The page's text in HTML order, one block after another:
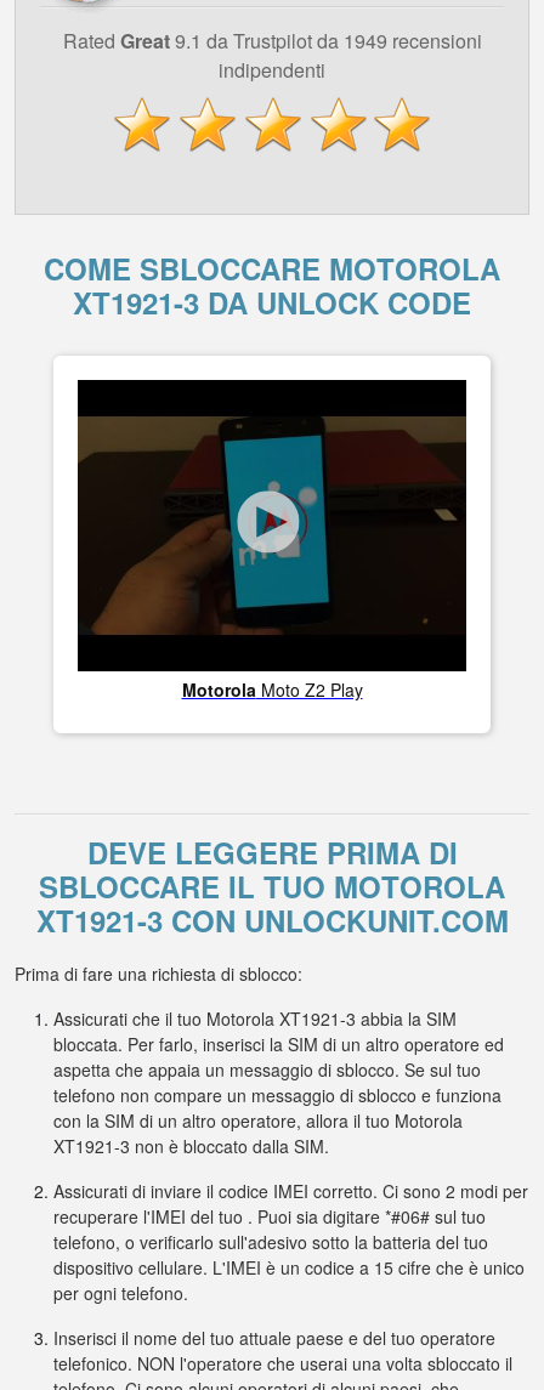
Rated Great9.1 da Trustpilot da 1949 recensioni
indipendenti
COME SBLOCCARE MOTOROLA
XT1921-3 DA UNLOCK CODE
MotorolaMoto Z2 Play
DEVE LEGGERE PRIMA DI
SBLOCCARE IL TUO MOTOROLA
XT1921-3 CON UNLOCKUNIT.COM
Prima di fare una richiesta di sblocco:
Assicurati che il tuo Motorola XT1921-3 abbia la SIM
bloccata. Per farlo, inserisci la SIM di un altro operatore ed
aspetta che appaia un messaggio di sblocco. Se sul tuo
telefono non compare un messaggio di sblocco e funziona
con la SIM di un altro operatore, allora il tuo Motorola
XT1921-3 non è bloccato dalla SIM.
Assicurati di inviare il codice IMEI corretto. Ci sono 2 modi per
recuperare l'IMEI del tuo . Puoi sia digitare *#06# sul tuo
telefono, o verificarlo sull'adesivo sotto la batteria del tuo
dispositivo cellulare. L'IMEI è un codice a 15 cifre che è unico
per ogni telefono.
Inserisci il nome del tuo attuale paese e del tuo operatore
telefonico. NON l'operatore che userai una volta sbloccato il